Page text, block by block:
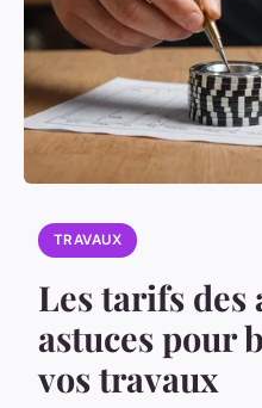
TRAVAUX
Les tarifs des
astuces pour
vos travaux